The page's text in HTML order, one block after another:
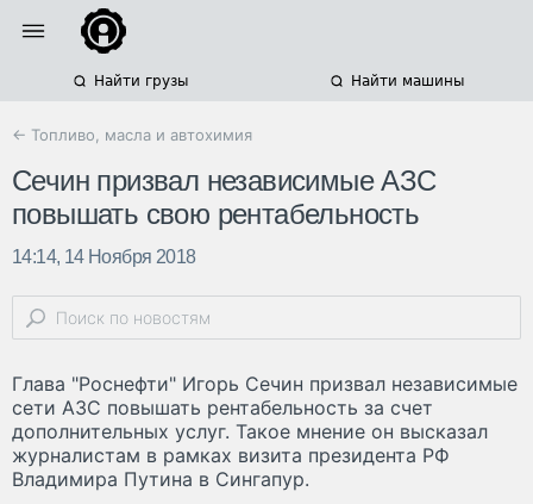
Найти грузы Найти машины
← Топливо, масла и автохимия
Сечин призвал независимые АЗС
повышать свою рентабельность
14:14, 14 Ноября 2018
Глава "Роснефти" Игорь Сечин призвал независимые
сети АЗС повышать рентабельность за счет
дополнительных услуг. Такое мнение он высказал
журналистам в рамках визита президента РФ
Владимира Путина в Сингапур.